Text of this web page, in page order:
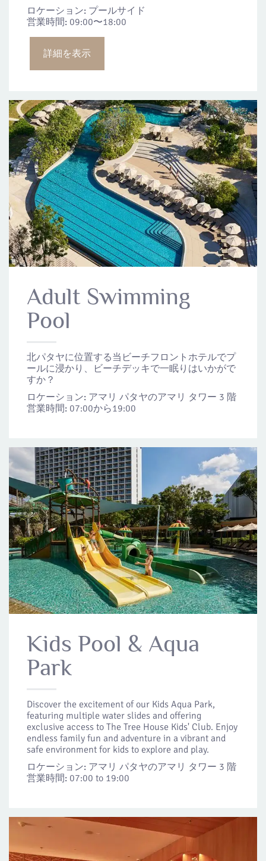
ロケーション: プールサイド
営業時間: 09:00〜18:00
詳細を表示
Adult Swimming
Pool
北パタヤに位置する当ビーチフロントホテルでプ
ールに浸かり、ビーチデッキで一眠りはいかがで
すか？
ロケーション: アマリ パタヤのアマリ タワー 3 階
営業時間: 07:00から19:00
Kids Pool & Aqua
Park
Discover the excitement of our Kids Aqua Park,
featuring multiple water slides and offering
exclusive access to The Tree House Kids' Club. Enjoy
endless family fun and adventure in a vibrant and
safe environment for kids to explore and play.
ロケーション: アマリ パタヤのアマリ タワー 3 階
営業時間: 07:00 to 19:00